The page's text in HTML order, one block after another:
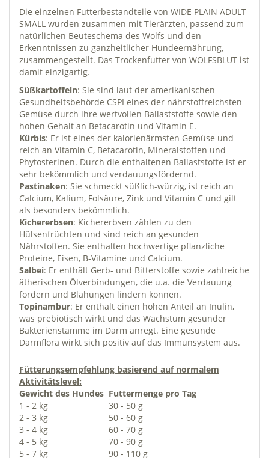
Die einzelnen Futterbestandteile von WIDE PLAIN ADULT
SMALL wurden zusammen mit Tierärzten, passend zum
natürlichen Beuteschema des Wolfs und den
Erkenntnissen zu ganzheitlicher Hundeernährung,
zusammengestellt. Das Trockenfutter von WOLFSBLUT ist
damit einzigartig.
Süßkartoffeln: Sie sind laut der amerikanischen
Gesundheitsbehörde CSPI eines der nährstoffreichsten
Gemüse durch ihre wertvollen Ballaststoffe sowie den
hohen Gehalt an Betacarotin und Vitamin E.
Kürbis: Er ist eines der kalorienärmsten Gemüse und
reich an Vitamin C, Betacarotin, Mineralstoffen und
Phytosterinen. Durch die enthaltenen Ballaststoffe ist er
sehr bekömmlich und verdauungsfördernd.
Pastinaken: Sie schmeckt süßlich-würzig, ist reich an
Calcium, Kalium, Folsäure, Zink und Vitamin C und gilt
als besonders bekömmlich.
Kichererbsen: Kichererbsen zählen zu den
Hülsenfrüchten und sind reich an gesunden
Nährstoffen. Sie enthalten hochwertige pflanzliche
Proteine, Eisen, B-Vitamine und Calcium.
Salbei: Er enthält Gerb- und Bitterstoffe sowie zahlreiche
ätherischen Ölverbindungen, die u.a. die Verdauung
fördern und Blähungen lindern können.
Topinambur: Er enthält einen hohen Anteil an Inulin,
was prebiotisch wirkt und das Wachstum gesunder
Bakterienstämme im Darm anregt. Eine gesunde
Darmflora wirkt sich positiv auf das Immunsystem aus.
Fütterungsempfehlung basierend auf normalem
Aktivitätslevel:
Gewicht des Hundes Futtermenge pro Tag
1 - 2 kg
30 - 50 g
2 - 3 kg
50 - 60 g
3 - 4 kg
60 - 70 g
4 - 5 kg
70 - 90 g
5 - 7 kg
90 - 110 g